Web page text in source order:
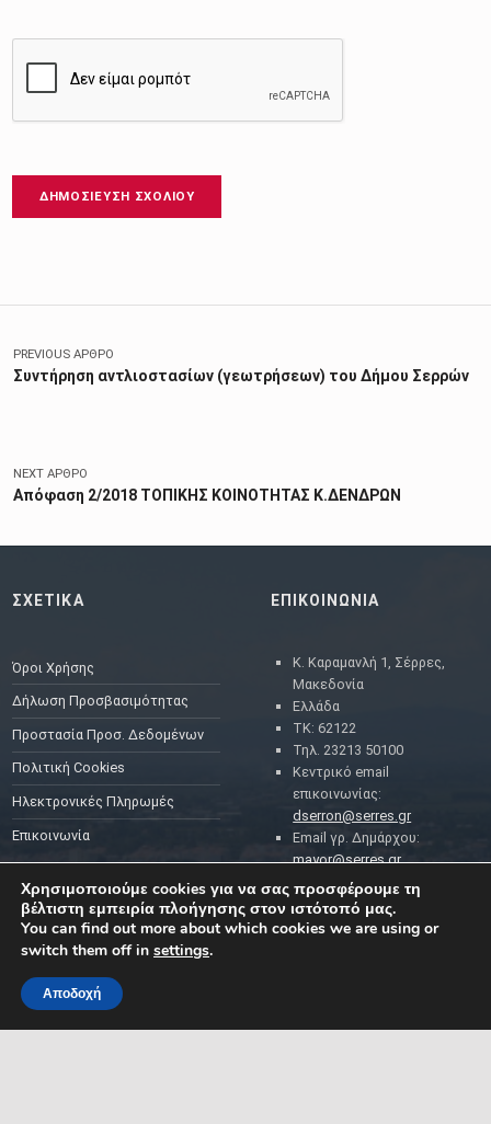
Πλοήγηση άρθρων
PREVIOUS ΆΡΘΡΟ
Συντήρηση αντλιοστασίων (γεωτρήσεων) του Δήμου Σερρών
NEXT ΆΡΘΡΟ
Απόφαση 2/2018 ΤΟΠΙΚΗΣ ΚΟΙΝΟΤΗΤΑΣ Κ.ΔΕΝΔΡΩΝ
ΣΧΕΤΙΚΑ
Όροι Χρήσης
Δήλωση Προσβασιμότητας
Προστασία Προσ. Δεδομένων
Πολιτική Cookies
Ηλεκτρονικές Πληρωμές
Επικοινωνία
ΕΠΙΚΟΙΝΩΝΙΑ
Κ. Καραμανλή 1, Σέρρες,
Μακεδονία
Ελλάδα
ΤΚ: 62122
Τηλ. 23213 50100
Κεντρικό email
επικοινωνίας:
dserron@serres.gr
Email γρ. Δημάρχου:
mayor@serres.gr
Email DPO (Υπευθύνου
Προστασίας Δεδομένων):
dpo@serres.gr
ΡΟΗ ΕΙΔΗΣΕΩΝ
ΔΗΜΟΤΗ ΚΑΙ ΤΗΣ
Χρησιμοποιούμε cookies για να σας προσφέρουμε τη
βέλτιστη εμπειρία πλοήγησης στον ιστότοπό μας.
You can find out more about which cookies we are using or
switch them off in settings.
Αποδοχή